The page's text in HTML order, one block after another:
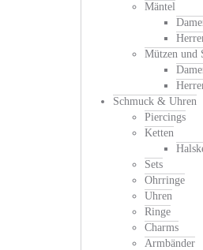
Mäntel
Mützen und
Schmuck & Uhren
Piercings
Ketten
Sets
Ohrringe
Uhren
Ringe
Charms
Armbänder